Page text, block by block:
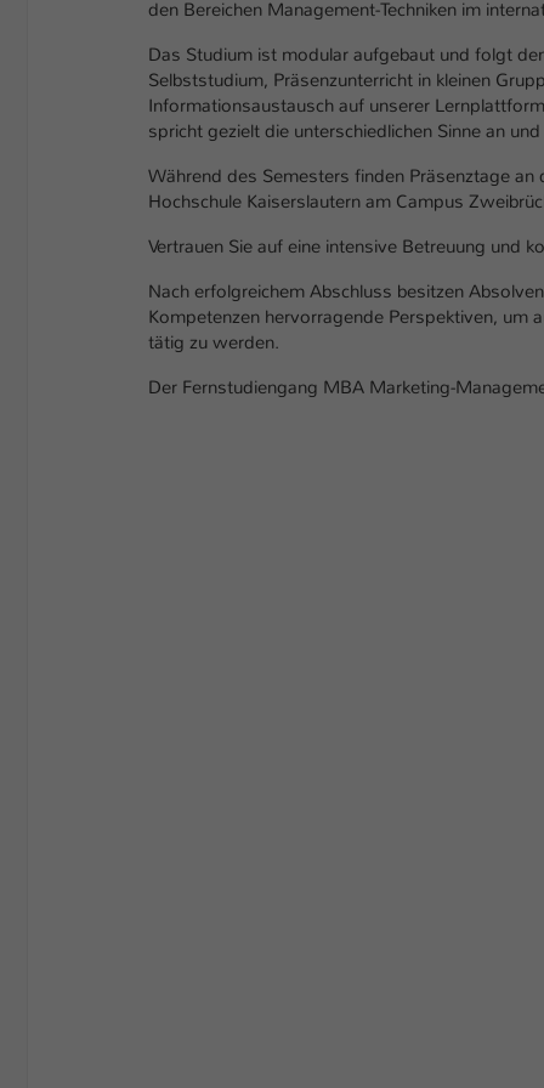
den Bereichen Management-Techniken im
Das Studium ist modular aufgebaut und folgt
Selbststudium, Präsenzunterricht in kleinen
Informationsaustausch auf unserer
spricht gezielt die unterschiedlichen Sinne an
Während des Semesters finden Präsenztage
Hochschule Kaiserslautern am Campus
Vertrauen Sie auf eine intensive Betreuung und
Nach erfolgreichem Abschluss besitzen
Kompetenzen hervorragende Perspektiven, um
tätig zu werden.
Der Fernstudiengang MBA Marketing-